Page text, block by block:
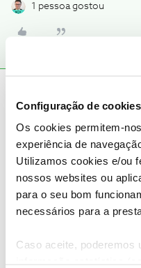
Configuração de cookies
Os cookies permitem-
experiência de
Utilizamos cookies e/ou
nossos websites ou
para o seu bom
necessários para a
Caso aceite, poderemos
1 pessoa gostou
Mário P.
@Olaf deu uma boa ajuda.